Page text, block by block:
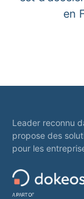
en
Leader reconnu
propose des
pour les